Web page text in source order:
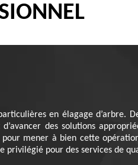
en élagage d’arbre.
des solutions
mener à bien cette
privilégié pour des services de